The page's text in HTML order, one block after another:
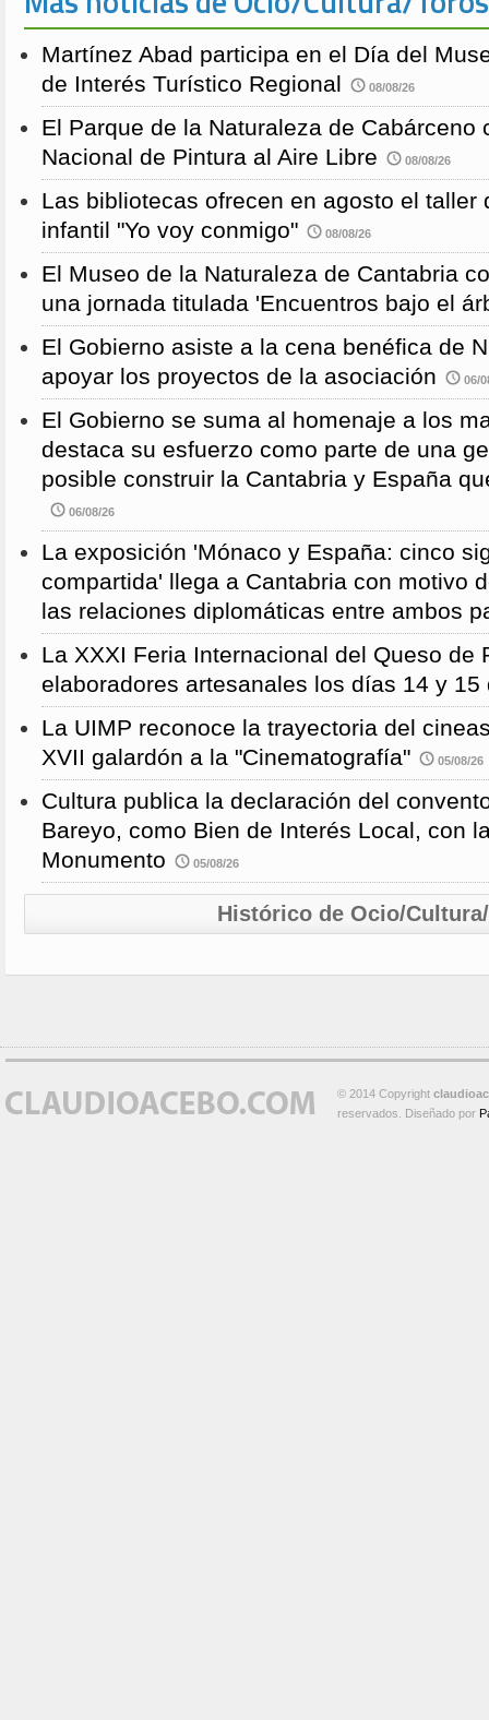
Martínez Abad participa en el Día del
de Interés Turístico Regional
08/08/26
El Parque de la Naturaleza de Cabárceno
Nacional de Pintura al Aire Libre
08/08/26
Las bibliotecas ofrecen en agosto el taller
infantil "Yo voy conmigo"
08/08/26
El Museo de la Naturaleza de Cantabria
una jornada titulada 'Encuentros bajo el
El Gobierno asiste a la cena benéfica de
apoyar los proyectos de la asociación
06/
El Gobierno se suma al homenaje a los
destaca su esfuerzo como parte de una
posible construir la Cantabria y España
06/08/26
La exposición 'Mónaco y España: cinco
compartida' llega a Cantabria con motivo
las relaciones diplomáticas entre ambos
La XXXI Feria Internacional del Queso de
elaboradores artesanales los días 14 y 15
La UIMP reconoce la trayectoria del
XVII galardón a la "Cinematografía"
05/08/26
Cultura publica la declaración del
Bareyo, como Bien de Interés Local, con
Monumento
05/08/26
Histórico de Ocio/
© 2014 Copyright
reservados. Diseñado por